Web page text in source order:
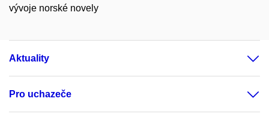
vývoje norské novely
Aktuality
Pro uchazeče